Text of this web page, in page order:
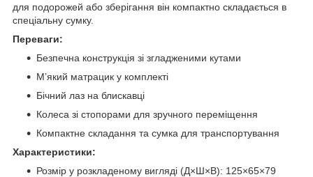
для подорожей або зберігання він компактно складається в
спеціальну сумку.
Переваги:
Безпечна конструкція зі згладженими кутами
М’який матрацик у комплекті
Бічний лаз на блискавці
Колеса зі стопорами для зручного переміщення
Компактне складання та сумка для транспортування
Характеристики:
Розмір у розкладеному вигляді (Д×Ш×В): 125×65×79